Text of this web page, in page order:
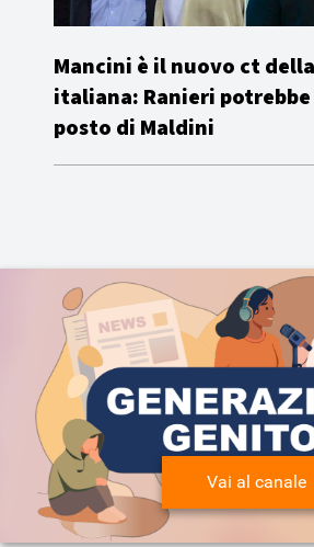
Mancini è il nuovo ct
italiana: Ranieri
posto di Maldini
Vai al canale